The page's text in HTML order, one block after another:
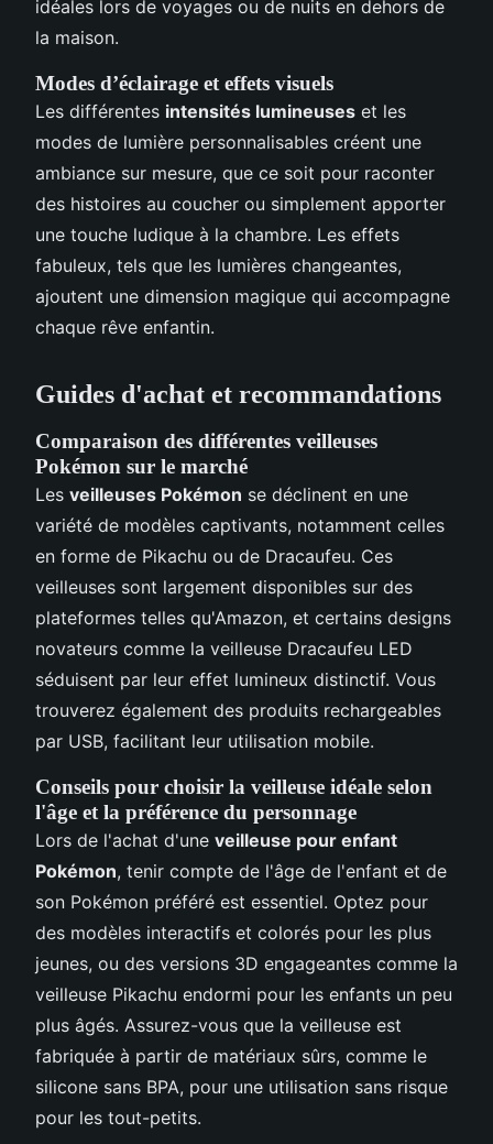
idéales lors de voyages ou de nuits en dehors de
la maison.
Modes d’éclairage et effets visuels
Les différentes intensités lumineuses et les
modes de lumière personnalisables créent une
ambiance sur mesure, que ce soit pour raconter
des histoires au coucher ou simplement apporter
une touche ludique à la chambre. Les effets
fabuleux, tels que les lumières changeantes,
ajoutent une dimension magique qui accompagne
chaque rêve enfantin.
Guides d'achat et recommandations
Comparaison des différentes veilleuses
Pokémon sur le marché
Les veilleuses Pokémon se déclinent en une
variété de modèles captivants, notamment celles
en forme de Pikachu ou de Dracaufeu. Ces
veilleuses sont largement disponibles sur des
plateformes telles qu'Amazon, et certains designs
novateurs comme la veilleuse Dracaufeu LED
séduisent par leur effet lumineux distinctif. Vous
trouverez également des produits rechargeables
par USB, facilitant leur utilisation mobile.
Conseils pour choisir la veilleuse idéale selon
l'âge et la préférence du personnage
Lors de l'achat d'une veilleuse pour enfant
Pokémon, tenir compte de l'âge de l'enfant et de
son Pokémon préféré est essentiel. Optez pour
des modèles interactifs et colorés pour les plus
jeunes, ou des versions 3D engageantes comme la
veilleuse Pikachu endormi pour les enfants un peu
plus âgés. Assurez-vous que la veilleuse est
fabriquée à partir de matériaux sûrs, comme le
silicone sans BPA, pour une utilisation sans risque
pour les tout-petits.